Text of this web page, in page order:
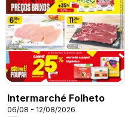
Intermarché Folheto
06/08 - 12/08/2026